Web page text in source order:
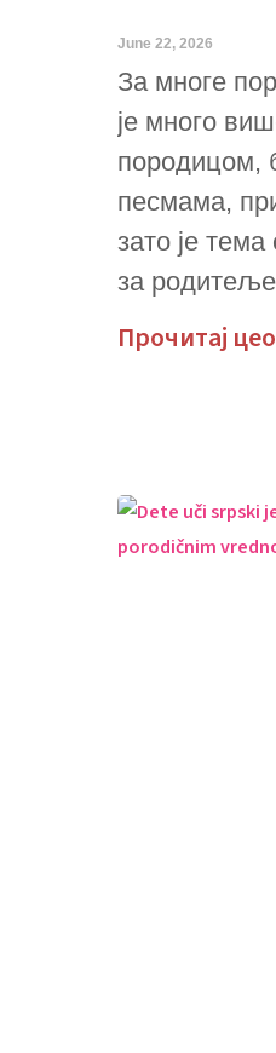
June 22, 2026
За многе
је много
породицом,
песмама,
зато је
за
Прочитај